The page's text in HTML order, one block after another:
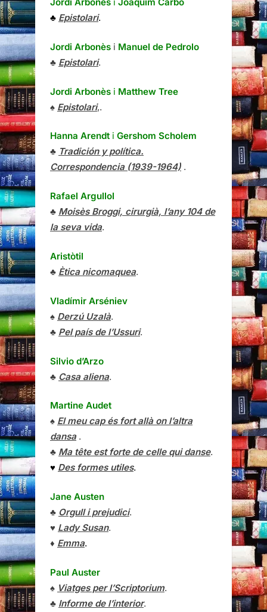
♣ Epistolari.
Jordi Arbonès i Manuel de Pedrolo
♣ Epistolari.
Jordi Arbonès i Matthew Tree
♠ Epistolari,.
Hanna Arendt i Gershom Scholem
♣ Tradición y política.
Correspondencia (1939-1964) .
Rafael Argullol
♣ Moisès Broggi, cirurgià, l’any 104 de
la seva vida.
Aristòtil
♣ Ètica nicomaquea.
Vladímir Arséniev
♠ Derzú Uzalà.
♣ Pel país de l’Ussuri.
Silvio d’Arzo
♣ Casa aliena.
Martine Audet
♠ El meu cap és fort allà on l’altra
dansa.
♣ Ma tête est forte de celle qui danse.
♥ Des formes utiles.
Jane Austen
♣ Orgull i prejudici.
♥ Lady Susan.
♦ Emma.
Paul Auster
♠ Viatges per l’Scriptorium.
♣ Informe de l’interior.